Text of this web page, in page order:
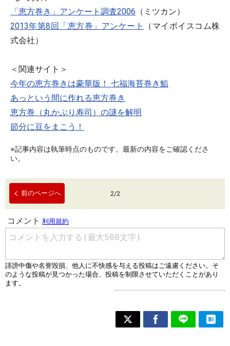
「恵方巻き」アンケート調査2006 （ミツカン）
2013年第8回「恵方巻」アンケート
（マイボイスコム株
式会社）
＜関連サイト＞
今年の恵方巻きは豪華版！ 七福海苔巻き鮨
あっという間に作れる恵方巻き
恵方巻（丸かぶり寿司）の謎を解明
節分に豆をまこう！
※記事内容は執筆時点のものです。最新の内容をご確認くださ
い。
前のページへ 2/2